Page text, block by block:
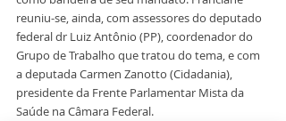
reuniu-se, ainda, com assessores do deputado
federal dr Luiz Antônio (PP), coordenador do
Grupo de Trabalho que tratou do tema, e com
a deputada Carmen Zanotto (Cidadania),
presidente da Frente Parlamentar Mista da
Saúde na Câmara Federal.